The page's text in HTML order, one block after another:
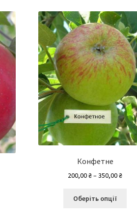
Конфетне
200,00₴–350,00₴
Оберіть опції